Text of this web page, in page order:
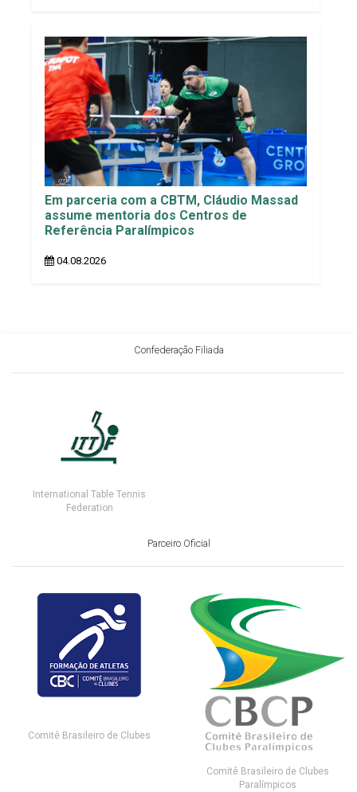
Em parceria com a CBTM, Cláudio Massad
assume mentoria dos Centros de
Referência Paralímpicos
04.08.2026
Confederação Filiada
International Table Tennis
Federation
Parceiro Oficial
Comitê Brasileiro de Clubes
Comitê Brasileiro de Clubes
Paralímpicos